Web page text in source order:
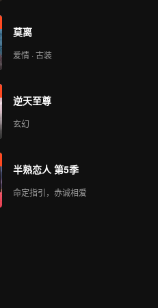
莫离
爱情 · 古装
逆天至尊
玄幻
半熟恋人 第5季
命定指引，赤诚相爱